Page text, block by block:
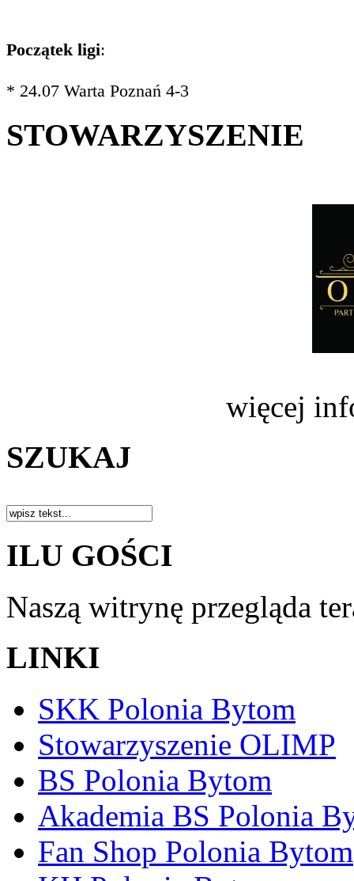
Początek ligi:
* 24.07 Warta Poznań 4-3
STOWARZYSZENIE
więcej
SZUKAJ
ILU GOŚCI
Naszą witrynę przegląda
LINKI
SKK Polonia Bytom
Stowarzyszenie OLIMP
BS Polonia Bytom
Akademia BS Polonia
Fan Shop Polonia Bytom